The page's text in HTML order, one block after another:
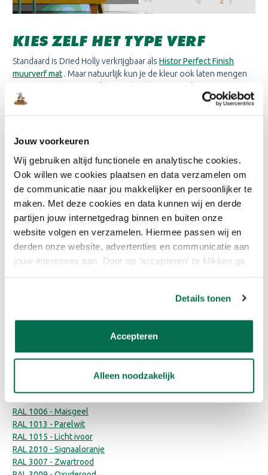
Jouw voorkeuren
Wij gebruiken altijd functionele en analytische cookies.
Ook willen we cookies plaatsen en data verzamelen om
de communicatie naar jou makkelijker en persoonlijker te
maken. Met deze cookies en data kunnen wij en derde
partijen jouw internetgedrag binnen en buiten onze
website volgen en verzamelen. Hiermee passen wij en
derden onze website, advertenties en communicatie aan
jouw interesses aan. Door op 'accepteren' te klikken ga
Details tonen
Accepteren
Alleen noodzakelijk
KIES ZELF HET TYPE VERF
Standaard is Dried Holly verkrijgbaar als Histor Perfect Finish
muurverf mat . Maar natuurlijk kun je de kleur ook laten mengen
een extra professionele uitstraling.
ONTDEK HET ZELF
Benieuwd hoe Dried Holly eruitziet in jouw huis? Bestel
eenvoudig eenSigma Colour Tester of eenSigma Colour Sticker
om de kleur thuis op je muur te ervaren.
Muurverf Mat - Dried Holly
€50,99
€30,59
€31,48
€18,89
RAL 1006 - Maisgeel
RAL 1013 - Parelwit
RAL 1015 - Licht ivoor
RAL 2010 - Signaaloranje
RAL 3007 - Zwartrood